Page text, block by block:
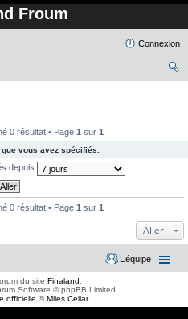
Froum
Connexion
0 résultat • Page 1 sur 1
vous avez spécifiés.
depuis
0 résultat • Page 1 sur 1
Aller
L’équipe
du site Finaland
Software © phpBB Limited
officielle ©Miles Cellar